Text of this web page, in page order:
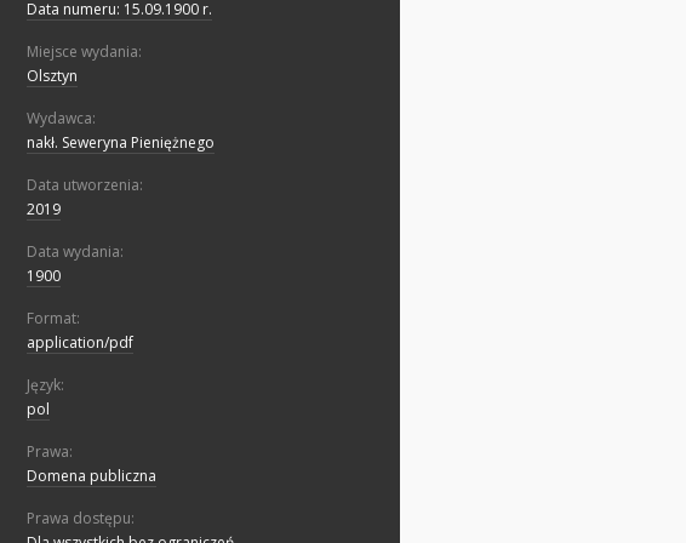
Data numeru: 15.09.1900 r.
Miejsce wydania:
Olsztyn
Wydawca:
nakł. Seweryna Pieniężnego
Data utworzenia:
2019
Data wydania:
1900
Format:
application/pdf
Język:
pol
Prawa:
Domena publiczna
Prawa dostępu: